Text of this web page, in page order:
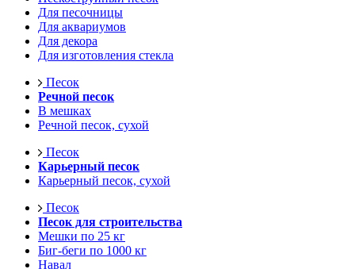
Для песочницы
Для аквариумов
Для декора
Для изготовления стекла
Песок
Речной песок
В мешках
Речной песок, сухой
Песок
Карьерный песок
Карьерный песок, сухой
Песок
Песок для строительства
Мешки по 25 кг
Биг-беги по 1000 кг
Навал